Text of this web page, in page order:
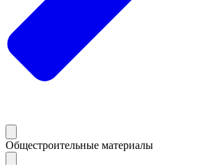
Общестроительные материалы